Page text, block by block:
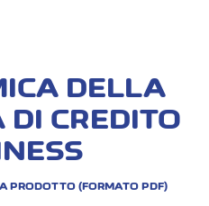
DELLA
CREDITO
PRODOTTO (FORMATO PDF)